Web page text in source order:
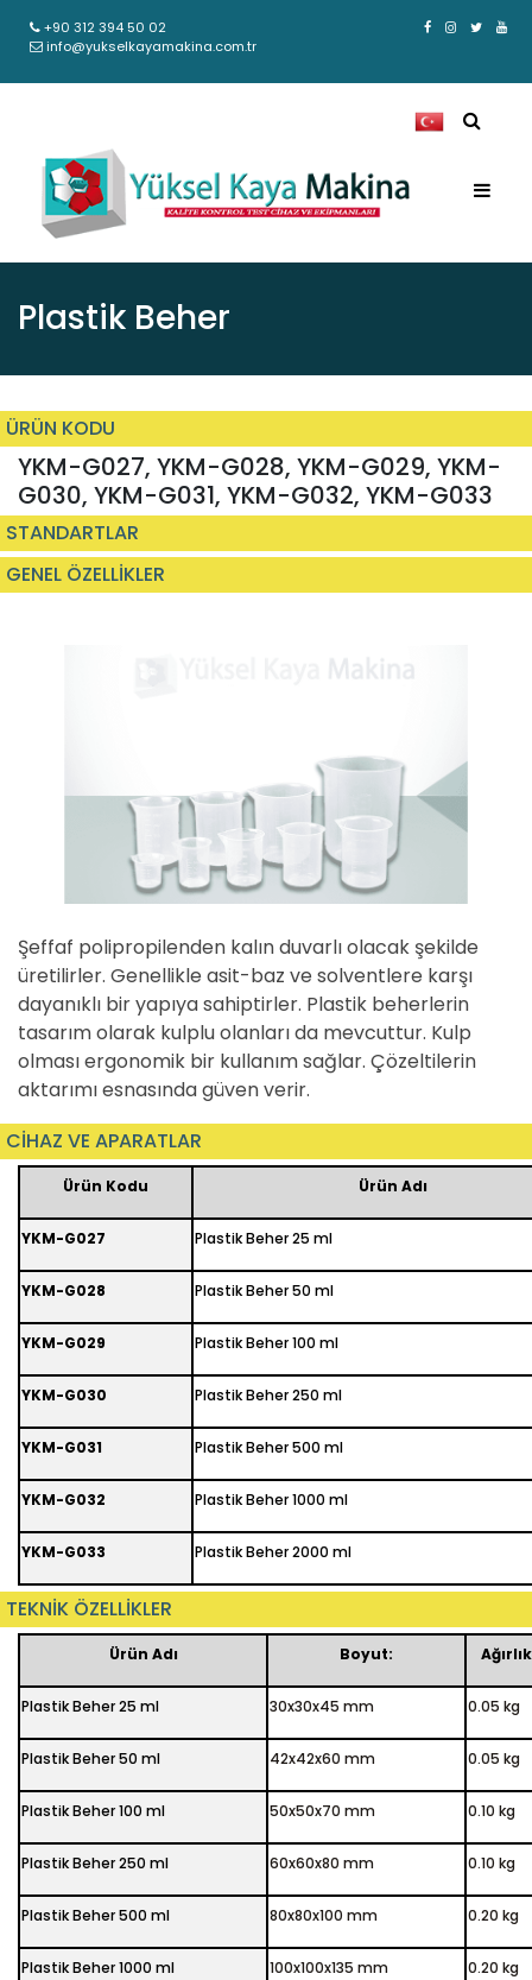
+90 312 394 50 02
info@yukselkayamakina.com.tr
Plastik Beher
ÜRÜN KODU
YKM-G027, YKM-G028, YKM-G029, YKM-
G030, YKM-G031, YKM-G032, YKM-G033
STANDARTLAR
GENEL ÖZELLİKLER
Şeffaf polipropilenden kalın duvarlı olacak şekilde
üretilirler. Genellikle asit-baz ve solventlere karşı
dayanıklı bir yapıya sahiptirler. Plastik beherlerin
tasarım olarak kulplu olanları da mevcuttur. Kulp
olması ergonomik bir kullanım sağlar. Çözeltilerin
aktarımı esnasında güven verir.
CİHAZ VE APARATLAR
Ürün Kodu Ürün Adı
YKM-G027 Plastik Beher 25 ml
YKM-G028 Plastik Beher 50 ml
YKM-G029 Plastik Beher 100 ml
YKM-G030 Plastik Beher 250 ml
YKM-G031 Plastik Beher 500 ml
YKM-G032 Plastik Beher 1000 ml
YKM-G033 Plastik Beher 2000 ml
TEKNİK ÖZELLİKLER
Ürün Adı Boyut:
Plastik Beher 25 ml 30x30x45 mm 0.05 kg
Plastik Beher 50 ml 42x42x60 mm 0.05 kg
Plastik Beher 100 ml 50x50x70 mm 0.10 kg
Plastik Beher 250 ml 60x60x80 mm 0.10 kg
Plastik Beher 500 ml 80x80x100 mm 0.20 kg
Plastik Beher 1000 ml 100x100x135 mm 0.20 kg